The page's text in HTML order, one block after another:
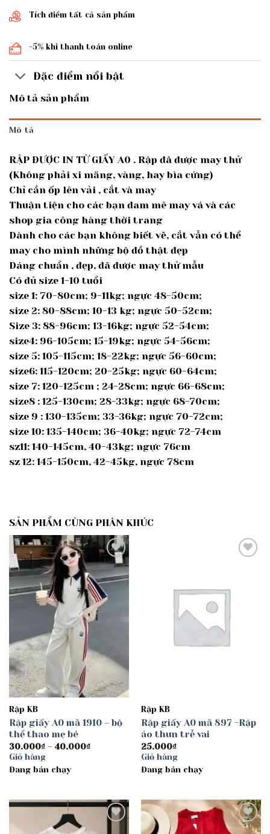
Tích điểm tất cả sản phẩm
-5% khi thanh toán online
Đặc điểm nổi bật
Mô tả sản phẩm
Mô tả
RẬP ĐƯỢC IN TỪ GIẤY A0 . Rập đã được may thử
(Không phải xi măng, vàng, hay bìa cứng)
Chỉ cần ốp lên vải , cắt và may
Thuận tiện cho các bạn đam mê may vá và các
shop gia công hàng thời trang
Dành cho các bạn không biết vẽ, cắt vẫn có thể
may cho mình những bộ đồ thật đẹp
Dáng chuẩn , đẹp, đã được may thử mẫu
Có đủ size 1-10 tuổi
size 1: 70-80cm; 9-11kg; ngực 48-50cm;
size 2: 80-88cm; 10-13 kg; ngực 50-52cm;
Size 3: 88-96cm; 13-16kg; ngực 52-54cm;
size4: 96-105cm; 15-19kg; ngực 54-56cm;
size 5: 105-115cm; 18-22kg; ngực 56-60cm;
size6: 115-120cm; 20-25kg; ngực 60-64cm;
size 7: 120-125cm ; 24-28cm; ngực 66-68cm;
size8 : 125-130cm; 28-33kg; ngực 68-70cm;
size 9 : 130-135cm; 33-36kg; ngực 70-72cm;
size 10: 135-140cm; 36-40kg; ngực 72-74cm
sz11: 140-145cm, 40-43kg; ngực 76cm
sz 12: 145-150cm, 42-45kg, ngực 78cm
SẢN PHẨM CÙNG PHÂN KHÚC
Add to
wishlist
Rập KB
Rập giấy A0 mã 1910 – bộ
thể thao mẹ bé
30.000₫ – 40.000₫Khoảng
Giỏ hàng
Đang bán chạy
Rập KB
Rập giấy A0 mã 897 -Rập
áo thun trễ vai
25.000₫
Giỏ hàng
Đang bán chạy
Add to